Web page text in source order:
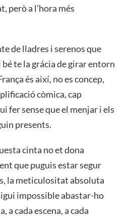
però a l’hora més
de lladres i serenos que
te la grácia de girar entorn
és així, no es concep,
còmica, cap
fer sense que el menjar i els
presents.
cinta no et dona
que puguis estar segur
la meticulositat absoluta
impossible abastar-ho
a cada escena, a cada